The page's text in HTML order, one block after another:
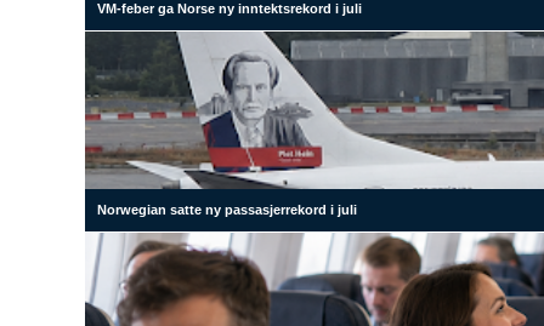
VM-feber ga Norse ny inntektsrekord i juli
Norwegian satte ny passasjerrekord i juli